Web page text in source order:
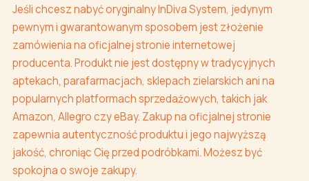
Jeśli chcesz nabyć oryginalny InDiva System, jedynym
pewnym i gwarantowanym sposobem jest złożenie
zamówienia na oficjalnej stronie internetowej
producenta. Produkt nie jest dostępny w tradycyjnych
aptekach, parafarmacjach, sklepach zielarskich ani na
popularnych platformach sprzedażowych, takich jak
Amazon, Allegro czy eBay. Zakup na oficjalnej stronie
zapewnia autentyczność produktu i jego najwyższą
jakość, chroniąc Cię przed podróbkami. Możesz być
spokojna o swoje zakupy.